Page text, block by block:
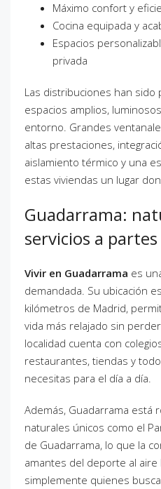
Máximo confort y
Cocina equipada y
Espacios
privada
Las distribuciones han sido
espacios amplios,
entorno. Grandes
altas prestaciones,
aislamiento térmico y una
estas viviendas un lugar
Guadarrama:
servicios a
Vivir en Guadarrama es
demandada. Su ubicación
kilómetros de Madrid,
vida más relajado sin
localidad cuenta con
restaurantes, tiendas y
necesitas para el día a día.
Además, Guadarrama está
naturales únicos como el
de Guadarrama, lo que la
amantes del deporte al
simplemente quienes